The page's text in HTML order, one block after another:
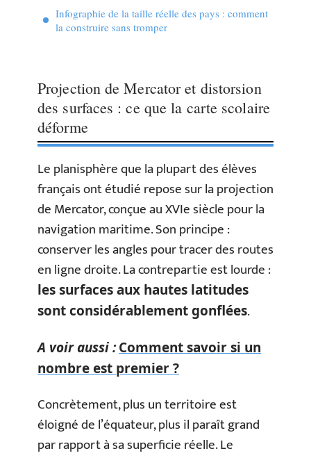
Infographie de la taille réelle des pays : comment
la construire sans tromper
Projection de Mercator et distorsion
des surfaces : ce que la carte scolaire
déforme
Le planisphère que la plupart des élèves
français ont étudié repose sur la projection
de Mercator, conçue au XVIe siècle pour la
navigation maritime. Son principe :
conserver les angles pour tracer des routes
en ligne droite. La contrepartie est lourde :
les surfaces aux hautes latitudes
sont considérablement gonflées.
A voir aussi :Comment savoir si un
nombre est premier ?
Concrètement, plus un territoire est
éloigné de l’équateur, plus il paraît grand
par rapport à sa superficie réelle. Le